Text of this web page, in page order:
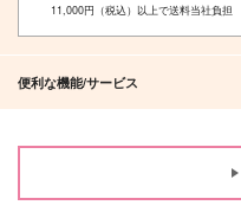
11,000円（税込）以上で送料当社負担
便利な機能/サービス